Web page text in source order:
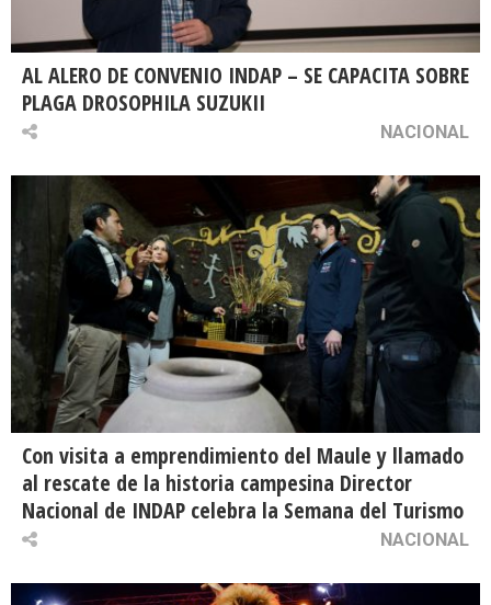
AL ALERO DE CONVENIO INDAP – SE CAPACITA SOBRE
PLAGA DROSOPHILA SUZUKII
NACIONAL
Con visita a emprendimiento del Maule y llamado
al rescate de la historia campesina Director
Nacional de INDAP celebra la Semana del Turismo
NACIONAL